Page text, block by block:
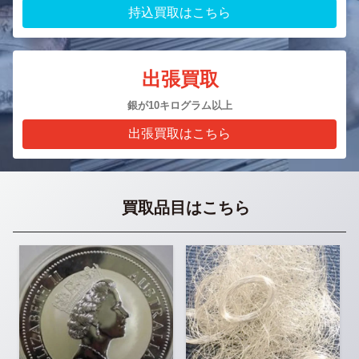
持込買取はこちら
出張買取
銀が10キログラム以上
出張買取はこちら
買取品目はこちら